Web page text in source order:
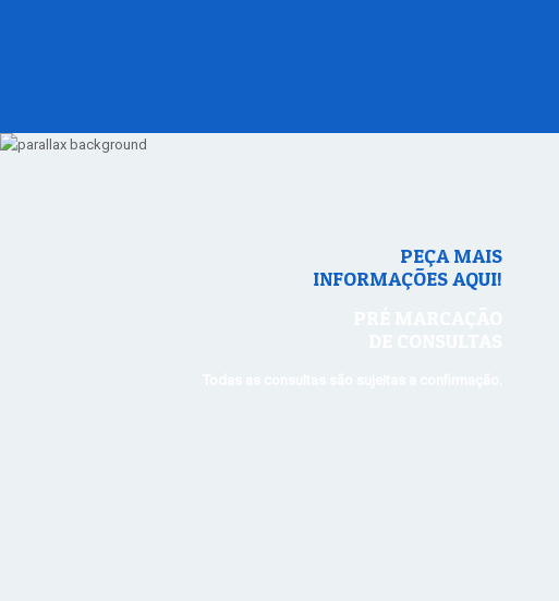
PEÇA MAIS
INFORMAÇÕES AQUI!